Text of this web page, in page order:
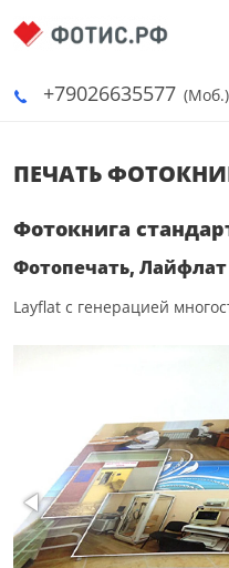
+79026635577 (Моб.)
ПЕЧАТЬ
Фотокнига
Фотопечать, Лайфлат
Layflat с генерацией